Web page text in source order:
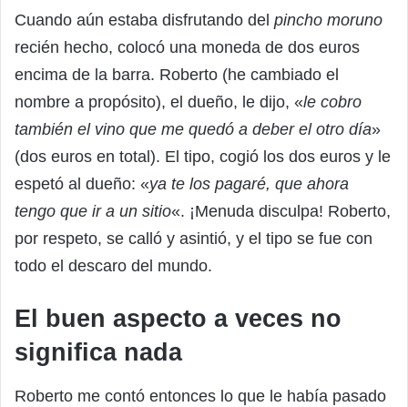
Cuando aún estaba disfrutando del pincho moruno
recién hecho, colocó una moneda de dos euros
encima de la barra. Roberto (he cambiado el
nombre a propósito), el dueño, le dijo, «le cobro
también el vino que me quedó a deber el otro día»
(dos euros en total). El tipo, cogió los dos euros y le
espetó al dueño: «ya te los pagaré, que ahora
tengo que ir a un sitio«. ¡Menuda disculpa! Roberto,
por respeto, se calló y asintió, y el tipo se fue con
todo el descaro del mundo.
El buen aspecto a veces no
significa nada
Roberto me contó entonces lo que le había pasado